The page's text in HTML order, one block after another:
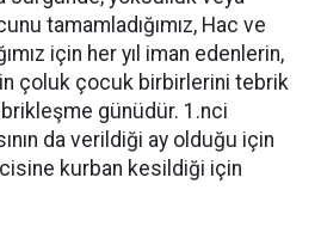
tamamladığımız, Hac ve
için her yıl iman edenlerin,
çoluk çocuk birbirlerini tebrik
günüdür. 1.nci
da verildiği ay olduğu için
kurban kesildiği için